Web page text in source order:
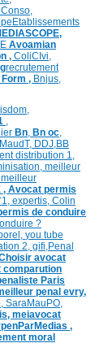
Avoamian
, ColiCIvi,
recrutement
Form , Bnjus,
,
Bn, Bn oc,
MaudT, DDJ,BB
distribution 1,
, meilleur
meilleur
, Avocat permis
expertis, Colin
de conduire
?
l, you tube
2, gifi,Penal
avocat
comparution
Paris
penal evry,
SaraMauPO,
meiavocat
,
moral